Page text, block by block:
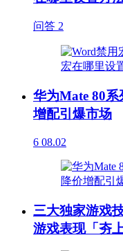
问答 2
华为Mate 80
增配引爆市场
6 08.02
三大独家游戏
游戏表现「夯上